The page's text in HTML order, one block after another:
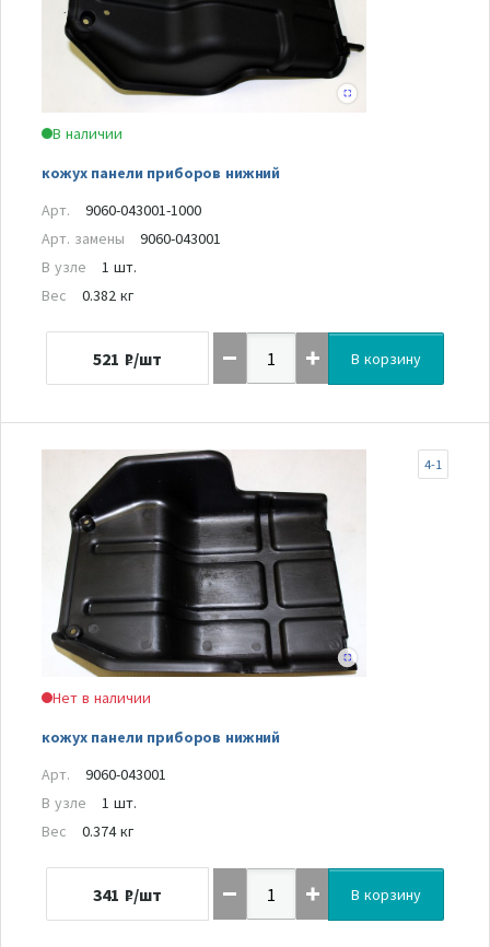
В наличии
кожух панели приборов нижний
Арт.
9060-043001-1000
Арт. замены
9060-043001
В узле
1 шт.
Вес
0.382 кг
521 ₽/шт В корзину
Нет в наличии
кожух панели приборов нижний
4-1
Арт.
9060-043001
В узле
1 шт.
Вес
0.374 кг
341 ₽/шт В корзину